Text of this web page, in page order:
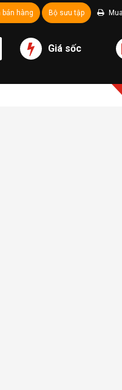
bán hàng Bộ sưu tập
Giá sốc